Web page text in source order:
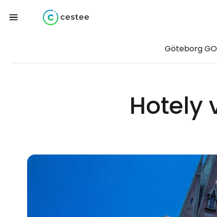
Göteborg
Hotely